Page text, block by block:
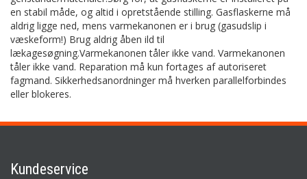
en stabil måde, og altid i opretstående stilling. Gasflaskerne må
aldrig ligge ned, mens varmekanonen er i brug (gasudslip i
væskeform!) Brug aldrig åben ild til
lækagesøgning.Varmekanonen tåler ikke vand. Varmekanonen
tåler ikke vand. Reparation må kun fortages af autoriseret
fagmand. Sikkerhedsanordninger må hverken parallelforbindes
eller blokeres.
Kundeservice